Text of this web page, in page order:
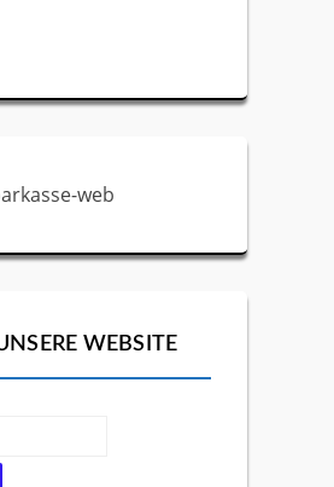
WEBSITE